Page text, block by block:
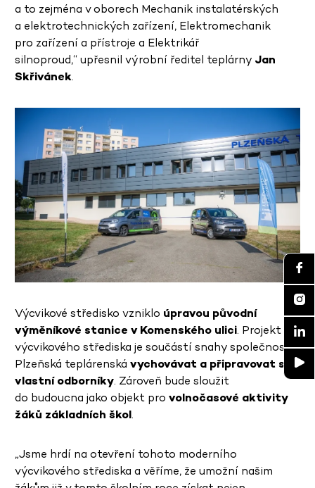
a to zejména v oborech Mechanik instalatérských
a elektrotechnických zařízení, Elektromechanik
pro zařízení a přístroje a Elektrikář
silnoproud,“ upřesnil výrobní ředitel teplárny Jan
Skřivánek.
Výcvikové středisko vzniklo úpravou původní
výměníkové stanice v Komenského ulici. Projekt
výcvikového střediska je součástí snahy společnosti
Plzeňská teplárenská vychovávat a připravovat si
vlastní odborníky. Zároveň bude sloužit
do budoucna jako objekt pro volnočasové aktivity
žáků základních škol.
„Jsme hrdí na otevření tohoto moderního
výcvikového střediska a věříme, že umožní našim